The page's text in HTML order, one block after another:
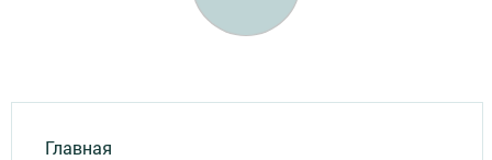
Главная